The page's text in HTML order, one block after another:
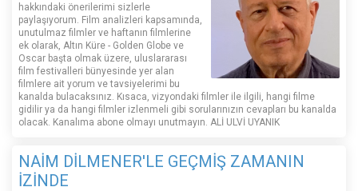
hakkındaki önerilerimi sizlerle
paylaşıyorum. Film analizleri kapsamında,
unutulmaz filmler ve haftanın filmlerine
ek olarak, Altın Küre - Golden Globe ve
Oscar başta olmak üzere, uluslararası
film festivalleri bünyesinde yer alan
filmlere ait yorum ve tavsiyelerimi bu
kanalda bulacaksınız. Kısaca, vizyondaki filmler ile ilgili, hangi filme
gidilir ya da hangi filmler izlenmeli gibi sorularınızın cevapları bu kanalda
olacak. Kanalıma abone olmayı unutmayın. ALİ ULVİ UYANIK
NAİM DİLMENER'LE GEÇMİŞ ZAMANIN
İZİNDE